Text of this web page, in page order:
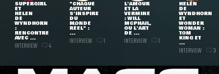
SUPERGIRL
ET
HELEN
DE
WYNDHORN
:
RENCONTRE
AVEC ...
INTERVIEW 4
"CHAQUE
AUTEUR
S'INSPIRE
DU
MONDE
RÉEL" :
...
INTERVIEW 1
L'AMOUR
ET LA
VERMINE
: WILL
MCPHAIL,
OU L'ART
DE ...
INTERVIEW 1
HELEN
DE
WYNDHORN
ET
WONDER
WOMAN :
TOM
KING ET
...
INTERVIEW 3